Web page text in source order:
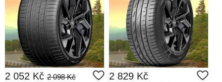
2 052 Kč 2 098 Kč
2 829 Kč